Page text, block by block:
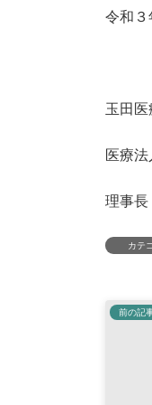
令和
玉田
医療
理事
カテ
前の記